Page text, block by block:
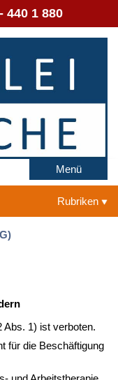
440 1 880
Menü
Rubriken
Abs. 1) ist verboten.
für die Beschäftigung